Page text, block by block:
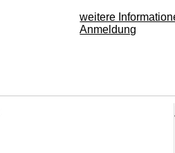
weitere
Anmeldung